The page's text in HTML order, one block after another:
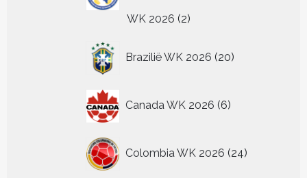
WK 2026 22
Brazilië WK 2026 20
producten
Canada WK 2026 6
producten
Colombia WK 2026 24
producten